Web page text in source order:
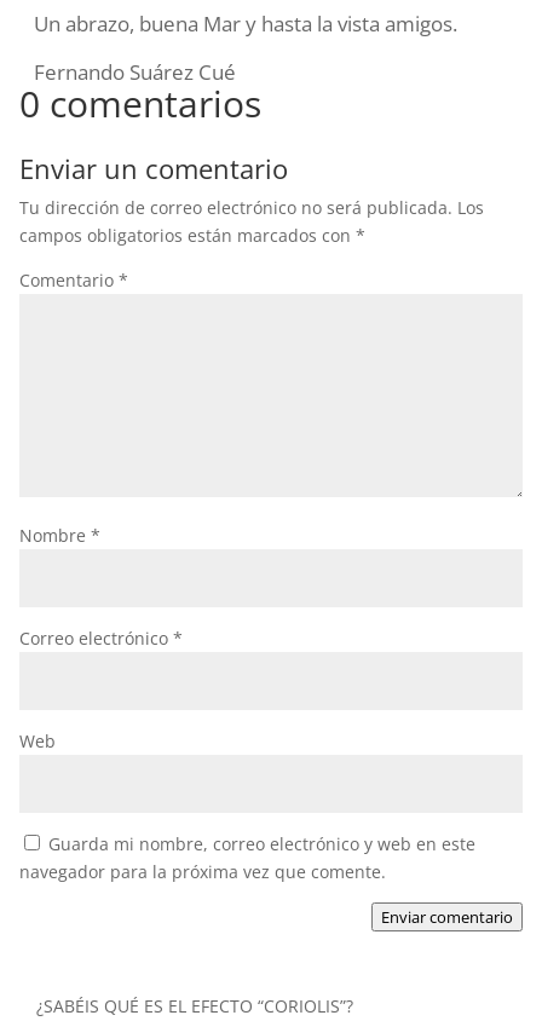
Un abrazo, buena Mar y hasta la vista amigos.
Fernando Suárez Cué
0 comentarios
Enviar un comentario
Tu dirección de correo electrónico no será publicada. Los
campos obligatorios están marcados con *
Comentario *
Nombre *
Correo electrónico *
Web
Guarda mi nombre, correo electrónico y web en este
navegador para la próxima vez que comente.
Enviar comentario
¿SABÉIS QUÉ ES EL EFECTO “CORIOLIS”?